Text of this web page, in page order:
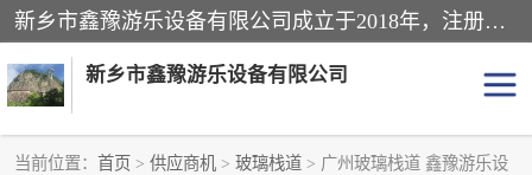
新乡市鑫豫游乐设备有限公司成立于2018年，注册地位于河南省。经营范围包括游乐设备、滑索、滑道、空中自行车、吊桥、拓展器材、攀岩器材、趣桥、悬崖秋千、网红桥、儿童乐园设备、水上乐园设备、丛林穿越设备、音乐呐喊设备、轨道滑车、栈道、玻璃滑道、观景平台、景观包装的设计、制造、销售、安装、维修，景区策划服务。
新乡市鑫豫游乐设备有限公司
当前位置： 首页 > 供应商机 > 玻璃栈道 > 广州玻璃栈道 鑫豫游乐设